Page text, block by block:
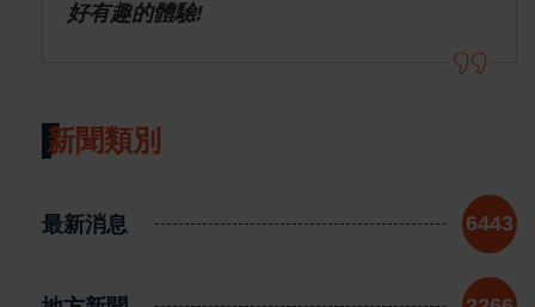
好有趣的體驗!
新聞類別
最新消息 6443